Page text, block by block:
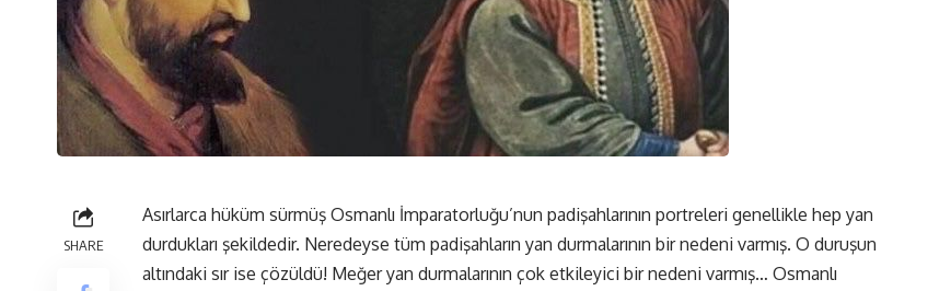
SHARE
Asırlarca hüküm sürmüş Osmanlı İmparatorluğu’nun padişahlarının portreleri genellikle hep yan
durdukları şekildedir. Neredeyse tüm padişahların yan durmalarının bir nedeni varmış. O duruşun
altındaki sır ise çözüldü! Meğer yan durmalarının çok etkileyici bir nedeni varmış… Osmanlı